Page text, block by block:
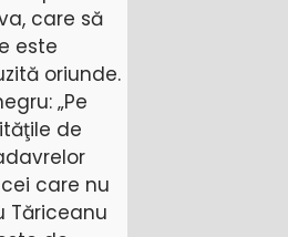
care să
este
oriunde.
„Pe
de
care nu
Tăriceanu